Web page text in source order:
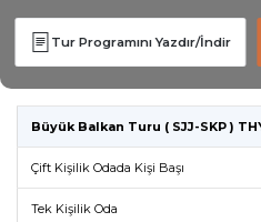
Tur Programını Yazdır/İndir
Büyük Balkan Turu ( SJJ-SKP )
Çift Kişilik Odada Kişi Başı
Tek Kişilik Oda